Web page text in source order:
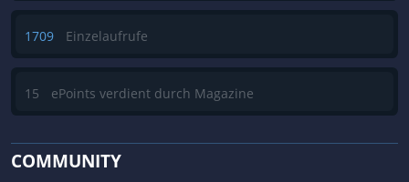
1709 Einzelaufrufe
15 ePoints verdient durch Magazine
COMMUNITY